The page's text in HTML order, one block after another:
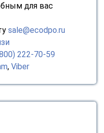
для вас
sale@ecodpo.ru
222-70-59
, Viber